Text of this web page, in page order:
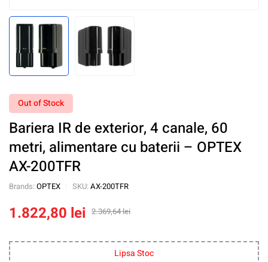
Out of Stock
Bariera IR de exterior, 4 canale, 60
metri, alimentare cu baterii – OPTEX
AX-200TFR
Brands: OPTEX SKU: AX-200TFR
2.369,64lei
1.822,80 lei
Lipsa Stoc